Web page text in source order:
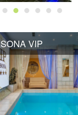
VIP